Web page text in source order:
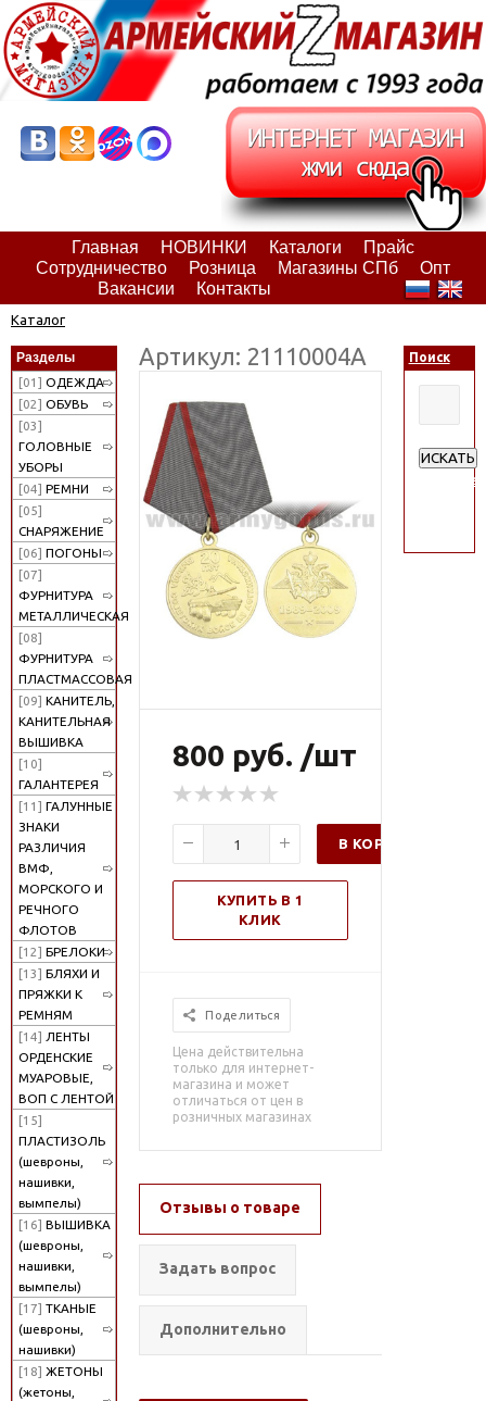
Главная НОВИНКИ Каталоги
Прайс
Сотрудничество
Розница Магазины СПб
Опт
Вакансии
Контакты
Каталог
Разделы
[01] ОДЕЖДА
[02] ОБУВЬ
[03]
ГОЛОВНЫЕ
УБОРЫ
[04] РЕМНИ
[05]
СНАРЯЖЕНИЕ
[06] ПОГОНЫ
[07]
ФУРНИТУРА
МЕТАЛЛИЧЕСКАЯ
[08]
ФУРНИТУРА
ПЛАСТМАССОВАЯ
[09] КАНИТЕЛЬ,
КАНИТЕЛЬНАЯ
ВЫШИВКА
[10]
ГАЛАНТЕРЕЯ
[11] ГАЛУННЫЕ
ЗНАКИ
РАЗЛИЧИЯ
ВМФ,
МОРСКОГО И
РЕЧНОГО
ФЛОТОВ
[12] БРЕЛОКИ
[13] БЛЯХИ И
ПРЯЖКИ К
РЕМНЯМ
[14] ЛЕНТЫ
ОРДЕНСКИЕ
МУАРОВЫЕ,
ВОП С ЛЕНТОЙ
[15]
ПЛАСТИЗОЛЬ
(шевроны,
нашивки,
вымпелы)
[16] ВЫШИВКА
(шевроны,
нашивки,
вымпелы)
[17] ТКАНЫЕ
(шевроны,
нашивки)
[18] ЖЕТОНЫ
(жетоны,
Артикул: 21110004А
800 руб. /шт
В КОРЗИНУ
КУПИТЬ В 1
КЛИК
Поделиться
Цена действительна
только для интернет-
магазина и может
отличаться от цен в
розничных магазинах
Отзывы о товаре
Задать вопрос
Дополнительно
Поиск
ИСКАТЬ